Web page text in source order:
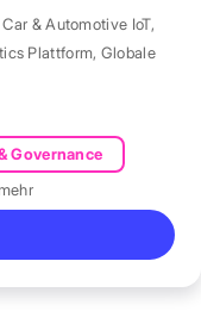
& Automotive IoT,
Plattform, Globale
Governance